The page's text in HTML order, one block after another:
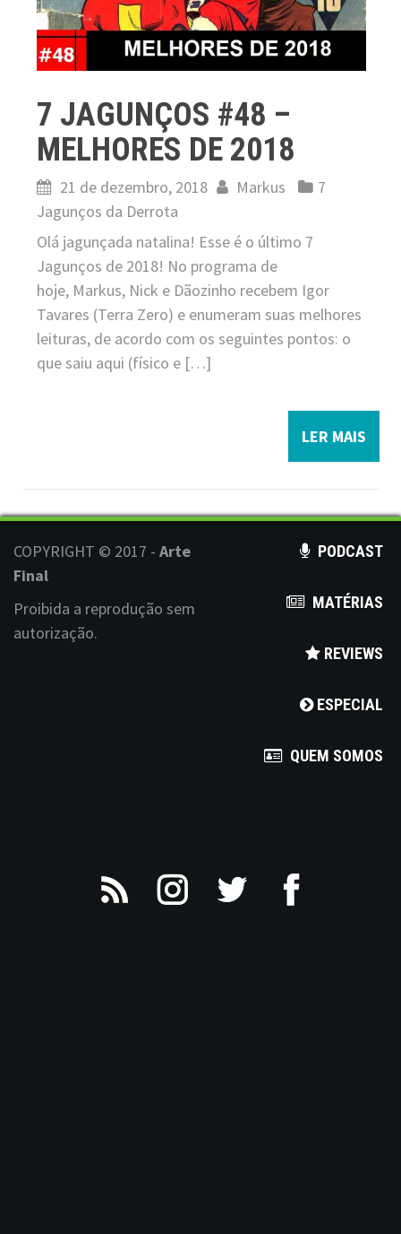
7 JAGUNÇOS #48 –
MELHORES DE 2018
21 de dezembro, 2018 Markus
7
Jagunços da Derrota
Olá jagunçada natalina! Esse é o último 7
Jagunços de 2018! No programa de
hoje, Markus, Nick e Dãozinho recebem Igor
Tavares (Terra Zero) e enumeram suas melhores
leituras, de acordo com os seguintes pontos: o
que saiu aqui (físico e […]
LER MAIS
COPYRIGHT © 2017 - Arte
Final
Proibida a reprodução sem
autorização.
PODCAST
MATÉRIAS
REVIEWS
ESPECIAL
QUEM SOMOS